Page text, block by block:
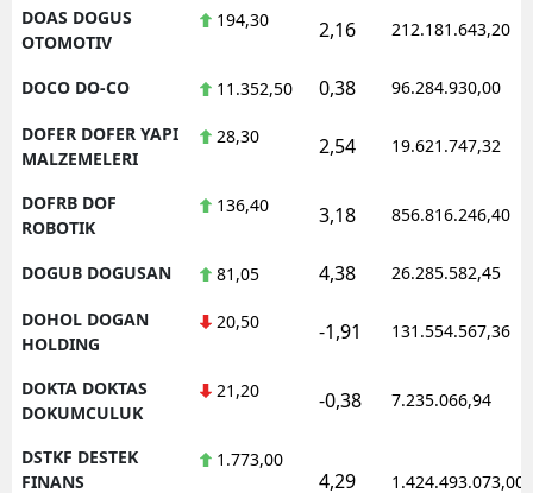
DOAS DOGUS
OTOMOTIV
194,30 2,16 212.181.643,20
DOCO DO-CO 11.352,50 0,38 96.284.930,00
DOFER DOFER YAPI
MALZEMELERI
28,30 2,54 19.621.747,32
DOFRB DOF
ROBOTIK
136,40 3,18 856.816.246,40
DOGUB DOGUSAN 81,05 4,38 26.285.582,45
DOHOL DOGAN
HOLDING
20,50 -1,91 131.554.567,36
DOKTA DOKTAS
DOKUMCULUK
21,20 -0,38 7.235.066,94
DSTKF DESTEK
FINANS
1.773,00
4,29 1.424.493.073,00